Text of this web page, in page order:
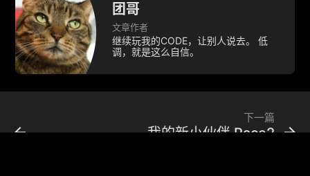
团哥
文章作者
继续玩我的CODE，让别人说去。 低
调，就是这么自信。
arrow_back arrow_forward
下一篇
我的新小伙伴 Race2